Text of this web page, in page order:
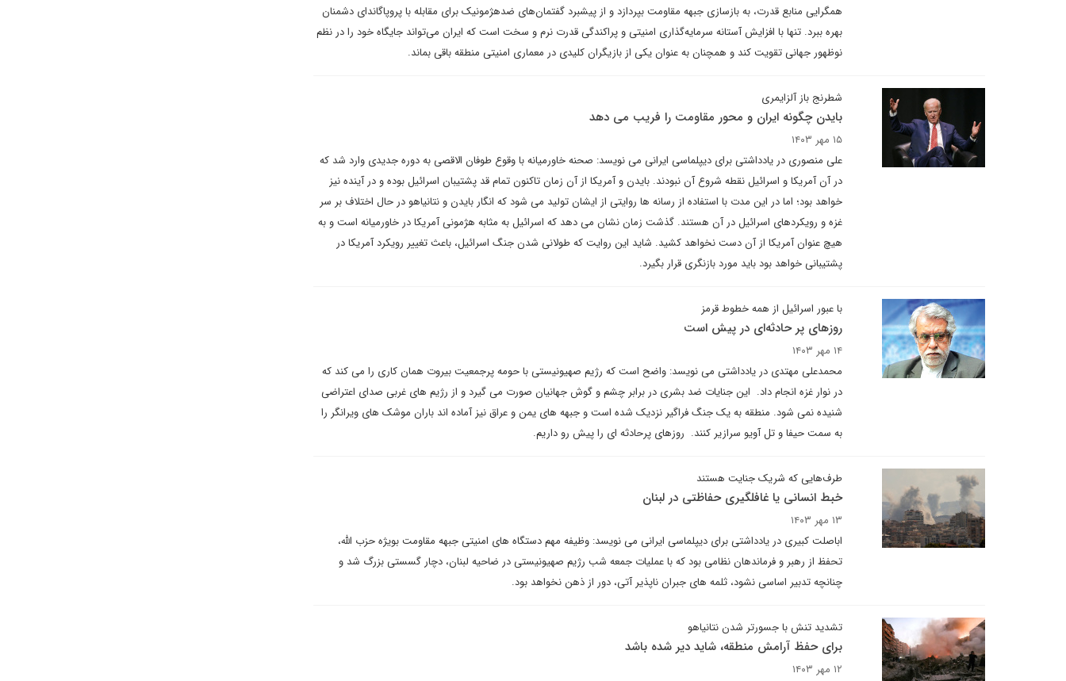
همگرایی منابع قدرت، به بازسازی جبهه مقاومت بپردازد و از پیشبرد گفتمان‌های ضدهژمونیک برای مقابله با پروپاگاندای دشمنان
بهره ببرد. تنها با افزایش آستانه سرمایه‌گذاری امنیتی و پراکندگی قدرت نرم و سخت است که ایران می‌تواند جایگاه خود را در نظم
نوظهور جهانی تقویت کند و همچنان به عنوان یکی از بازیگران کلیدی در معماری امنیتی منطقه باقی بماند.
شطرنج باز آلزایمری
بایدن چگونه ایران و محور مقاومت را فریب می دهد
۱۵ مهر ۱۴۰۳
علی منصوری در یادداشتی برای دیپلماسی ایرانی می نویسد: صحنه خاورمیانه با وقوع طوفان الاقصی به دوره جدیدی وارد شد که
در آن آمریکا و اسرائیل نقطه شروع آن نبودند. بایدن و آمریکا از آن زمان تاکنون تمام قد پشتیبان اسرائیل بوده و در آینده نیز
خواهد بود؛ اما در این مدت با استفاده از رسانه ها روایتی از ایشان تولید می شود که انگار بایدن و نتانیاهو در حال اختلاف بر سر
غزه و رویکردهای اسرائیل در آن هستند. گذشت زمان نشان می دهد که اسرائیل به مثابه هژمونی آمریکا در خاورمیانه است و به
هیچ عنوان آمریکا از آن دست نخواهد کشید. شاید این روایت که طولانی شدن جنگ اسرائیل، باعث تغییر رویکرد آمریکا در
پشتیبانی خواهد بود باید مورد بازنگری قرار بگیرد.
با عبور اسرائیل از همه خطوط قرمز
روزهای پر حادثه‌ای در پیش است
۱۴ مهر ۱۴۰۳
محمدعلی مهتدی در یادداشتی می نویسد: واضح است که رژیم صهیونیستی با حومه پرجمعیت بیروت همان کاری را می کند که
در نوار غزه انجام داد. این جنایات ضد بشری در برابر چشم و گوش جهانیان صورت می گیرد و از رژیم های غربی صدای اعتراضی
شنیده نمی شود. منطقه به یک جنگ فراگیر نزدیک شده است و جبهه های یمن و عراق نیز آماده اند باران موشک های ویرانگر را
به سمت حیفا و تل آویو سرازیر کنند. روزهای پرحادثه ای را پیش رو داریم.
طرف‌هایی که شریک جنایت هستند
خبط انسانی یا غافلگیری حفاظتی در لبنان
۱۳ مهر ۱۴۰۳
اباصلت کبیری در یادداشتی برای دیپلماسی ایرانی می نویسد: وظیفه مهم دستگاه های امنیتی جبهه مقاومت بویژه حزب الله،
تحفظ از رهبر و فرماندهان نظامی بود که با عملیات جمعه شب رژیم صهیونیستی در ضاحیه لبنان، دچار گسستی بزرگ شد و
چنانچه تدبیر اساسی نشود، ثلمه های جبران ناپذیر آتی، دور از ذهن نخواهد بود.
تشدید تنش با جسورتر شدن نتانیاهو
برای حفظ آرامش منطقه، شاید دیر شده باشد
۱۲ مهر ۱۴۰۳